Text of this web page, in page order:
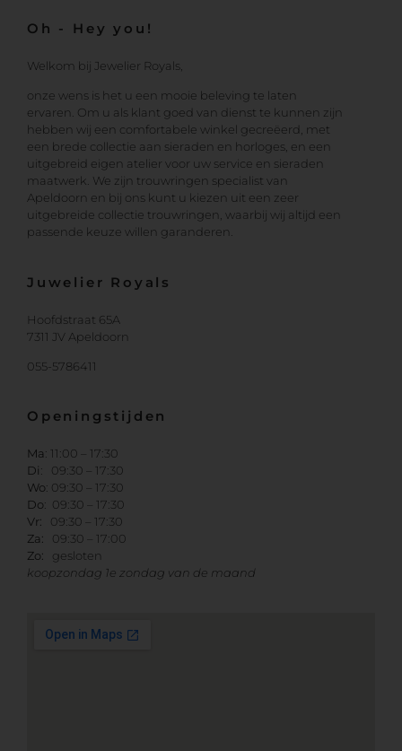
Oh - Hey you!
Welkom bij Jewelier Royals,
onze wens is het u een mooie beleving te laten
ervaren. Om u als klant goed van dienst te kunnen zijn
hebben wij een comfortabele winkel gecreëerd, met
een brede collectie aan sieraden en horloges, en een
uitgebreid eigen atelier voor uw service en sieraden
maatwerk. We zijn trouwringen specialist van
Apeldoorn en bij ons kunt u kiezen uit een zeer
uitgebreide collectie trouwringen, waarbij wij altijd een
passende keuze willen garanderen.
Juwelier Royals
Hoofdstraat 65A
7311 JV Apeldoorn
055-5786411
Openingstijden
Ma: 11:00 – 17:30
Di: 09:30 – 17:30
Wo: 09:30 – 17:30
Do: 09:30 – 17:30
Vr: 09:30 – 17:30
Za:
09:30 – 17:00
Zo: gesloten
koopzondag 1e zondag van de maand